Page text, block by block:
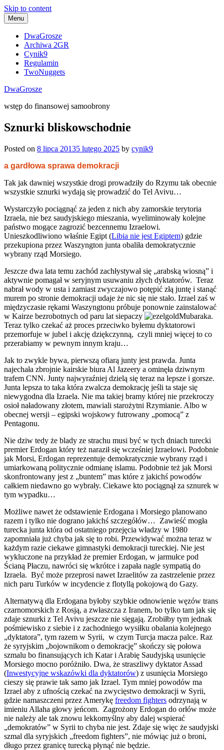
Skip to content
Menu
DwaGrosze
Archiwa 2GR
Cynik9
Regulamin
TwoNuggets
DwaGrosze
wstęp do finansowej samoobrony
Sznurki bliskowschodnie
Posted on 8 lipca 20135 lutego 2025 by cynik9
a gardłowa sprawa demokracji
Tak jak dawniej wszystkie drogi prowadziły do Rzymu tak obecnie
wszystkie sznurki wydają się prowadzić do Tel Avivu…
Wystarczyło pociągnąć za jeden z nich aby zamorskie terytoria
Izraela, nie bez saudyjskiego mieszania, wyeliminowały kolejne
państwo mogące zagrozić bezcennemu Izraelowi.
Unieszkodliwiono właśnie Egipt (Libia nie jest Egiptem) gdzie
przekupiona przez Waszyngton junta obaliła demokratycznie
wybrany rząd Morsiego.
Jeszcze dwa lata temu zachód zachłystywał się „arabską wiosną” i
aktywnie pomagał w seryjnym usuwaniu złych dyktatorów. Teraz
nabrał wody w usta i zamiast zwyczajowo potępić złą juntę i stanąć
murem po stronie demokracji udaje że nic się nie stało. Izrael zaś w
międzyczasie rękami Waszyngtonu próbuje ponownie zainstalować
w Kairze bezrobotnych od paru lat siepaczy
Mubaraka.
Teraz tylko czekać aż proces przeciwko byłemu dyktatorowi
przemorfuje w jubel i akcję dziękczynną, czyli mniej więcej to co
przerabiamy w pewnym innym kraju…
Jak to zwykle bywa, pierwszą ofiarą junty jest prawda. Junta
najechała zbrojnie kairskie biura Al Jazeery a ominęła dziwnym
trafem CNN. Junty najwyraźniej dzielą się teraz na lepsze i gorsze.
Junta lepsza to taka która zwalcza demokrację jeśli ta staje się
niewygodna dla Izraela. Nie ma takiej bramy której nie przekroczy
osioł naładowany złotem, mawiali starożytni Rzymianie. Albo w
obecnej wersji – egipski wojskowy futrowany „pomocą” z
Pentagonu.
Nie dziw tedy że blady ze strachu musi być w tych dniach turecki
premier Erdogan który też naraził się wcześniej Izraelowi. Podobnie
jak Morsi, Erdogan reprezentuje demokratycznie wybrany rząd i
umiarkowaną politycznie odmianę islamu. Podobnie też jak Morsi
skonfrontowany jest z „buntem” mas które z jakichś powodów
całkiem niedawno go wybrały. Ciekawe kto pociągnął za sznurek w
tym wypadku…
Możliwe nawet że odstawienie Erdogana i Morsiego planowano
razem i tylko nie dograno jakichś szczegółów… Zawieść mogła
turecka junta która od ostatniego przejęcia władzy w 1980
zapomniała już chyba jak się to robi. Przewidywać można teraz w
każdym razie ciekawe gimnastyki demokracji tureckiej. Nie jest
wykluczone na przykład że premier Erdogan, w jarmułce pod
Ścianą Płaczu, nawróci się wkrótce i zapała nagle sympatią do
Izraela. Być może przeprosi nawet Izraelitów za zastrzelenie przez
nich paru Turków w incydencie z flotyllą pokojową do Gazy.
Alternatywą dla Erdogana byłoby szybkie odnowienie węzów trans
czarnomorskich z Rosją, a zwłaszcza z Iranem, bo tylko tam jak się
zdaje sznurki z Tel Avivu jeszcze nie sięgają. Zrobiłby tym jednak
pośmiewisko z siebie i z zachodniego wysiłku obalania kolejnego
„dyktatora”, tym razem w Syrii, w czym Turcja macza palce. Raz
że syryjskim „bojownikom o demokrację” skończy się połowa
szmalu bo finansujących ich Katar i Arabię Saudyjską usunięcie
Morsiego mocno poróżniło. Dwa, że straszliwy dyktator Assad
(Inwestycyjne wskazówki dla dyktatorów) z usunięcia Morsiego
cieszy się prawie tak samo jak Izrael. Tym mniej powodów ma
Izrael aby z ufnością czekać na zwycięstwo demokracji w Syrii,
gdzie namaszczeni przez Amerykę freedom fighters odrzynają w
imieniu Allaha głowy jeńcom. Zagrożony Erdogan do orłów może
nie należy ale tak znowu lekkomyślny aby dalej wspierać
„demokratów” w Syrii to chyba nie jest. Zdaje się więc że saudyjski
szmal dla syryjskich „freedom fighters”, nie mówiąc już o broni,
długo przez granicę turecką płynąć nie będzie.